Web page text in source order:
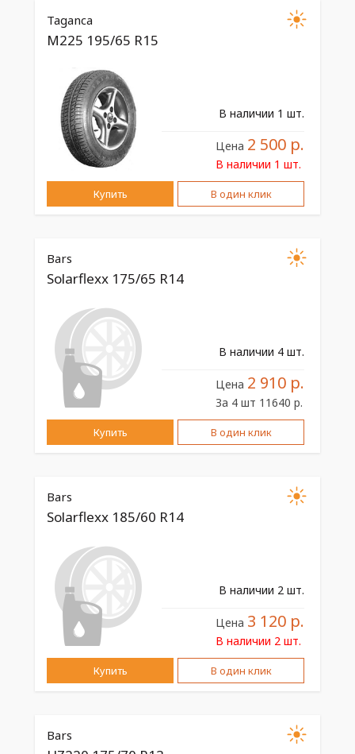
Taganca
M225 195/65 R15
В наличии 1 шт.
Цена 2 500 р.
В наличии 1 шт.
Купить В один клик
Bars
Solarflexx 175/65 R14
В наличии 4 шт.
Цена 2 910 р.
За 4 шт 11640 р.
Купить В один клик
Bars
Solarflexx 185/60 R14
В наличии 2 шт.
Цена 3 120 р.
В наличии 2 шт.
Купить В один клик
Bars